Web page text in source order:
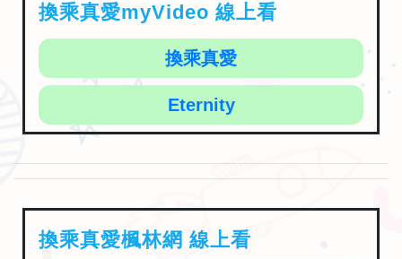
換乘真愛myVideo 線上看
換乘真愛
Eternity
換乘真愛楓林網 線上看